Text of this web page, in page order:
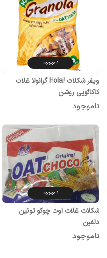
ناموجود
ویفر شکلات !Hola گرانولا غلات
کاکائویی روشن
ناموجود
ناموجود
شکلات غلات اوت چوکو توئین
دلفین
ناموجود